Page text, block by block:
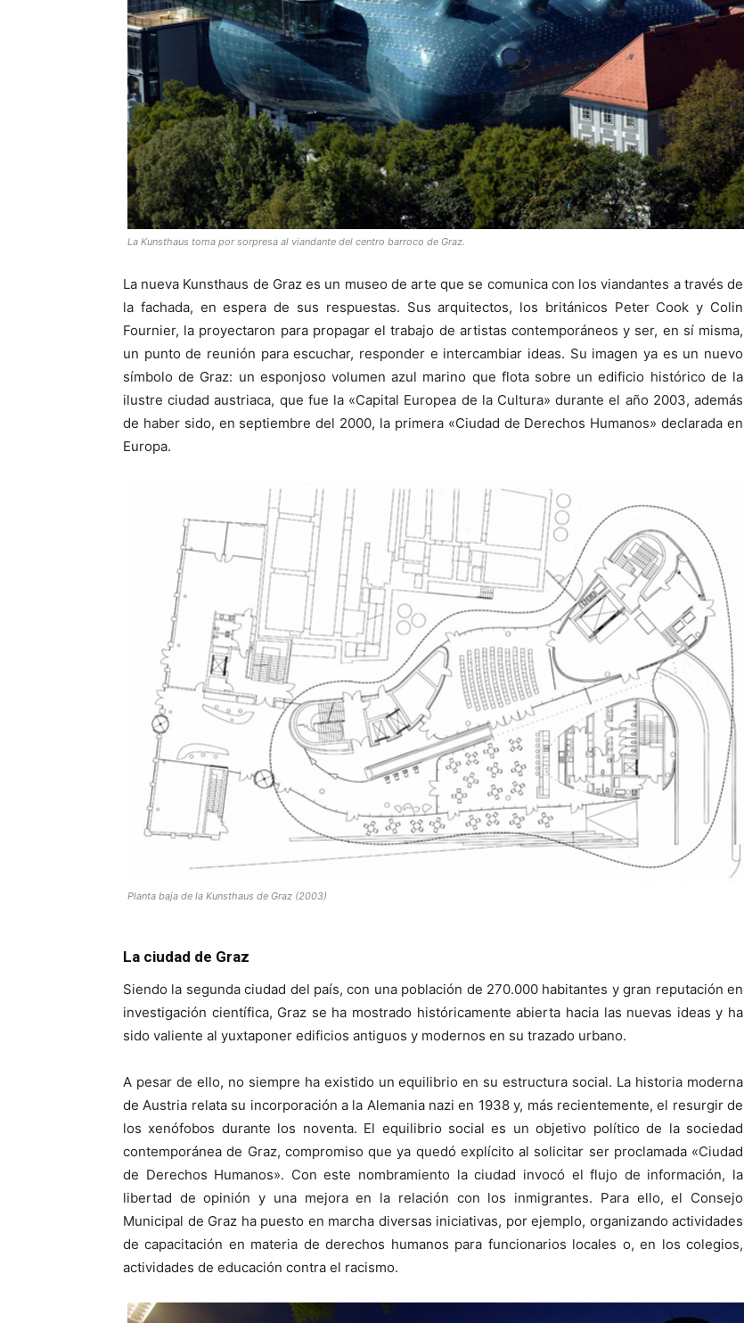
La Kunsthaus toma por sorpresa al viandante del centro barroco de Graz.
La nueva Kunsthaus de Graz es un museo de arte que se comunica con los viandantes a través de
la fachada, en espera de sus respuestas. Sus arquitectos, los británicos Peter Cook y Colin
Fournier, la proyectaron para propagar el trabajo de artistas contemporáneos y ser, en sí misma,
un punto de reunión para escuchar, responder e intercambiar ideas. Su imagen ya es un nuevo
símbolo de Graz: un esponjoso volumen azul marino que flota sobre un edificio histórico de la
ilustre ciudad austriaca, que fue la «Capital Europea de la Cultura» durante el año 2003, además
de haber sido, en septiembre del 2000, la primera «Ciudad de Derechos Humanos» declarada en
Europa.
Planta baja de la Kunsthaus de Graz (2003)
La ciudad de Graz
Siendo la segunda ciudad del país, con una población de 270.000 habitantes y gran reputación en
investigación científica, Graz se ha mostrado históricamente abierta hacia las nuevas ideas y ha
sido valiente al yuxtaponer edificios antiguos y modernos en su trazado urbano.
A pesar de ello, no siempre ha existido un equilibrio en su estructura social. La historia moderna
de Austria relata su incorporación a la Alemania nazi en 1938 y, más recientemente, el resurgir de
los xenófobos durante los noventa. El equilibrio social es un objetivo político de la sociedad
contemporánea de Graz, compromiso que ya quedó explícito al solicitar ser proclamada «Ciudad
de Derechos Humanos». Con este nombramiento la ciudad invocó el flujo de información, la
libertad de opinión y una mejora en la relación con los inmigrantes. Para ello, el Consejo
Municipal de Graz ha puesto en marcha diversas iniciativas, por ejemplo, organizando actividades
de capacitación en materia de derechos humanos para funcionarios locales o, en los colegios,
actividades de educación contra el racismo.